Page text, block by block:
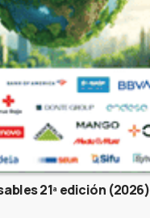
21ª edición (2026)